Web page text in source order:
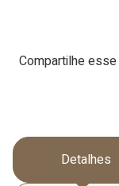
Compartilhe
Detalhes